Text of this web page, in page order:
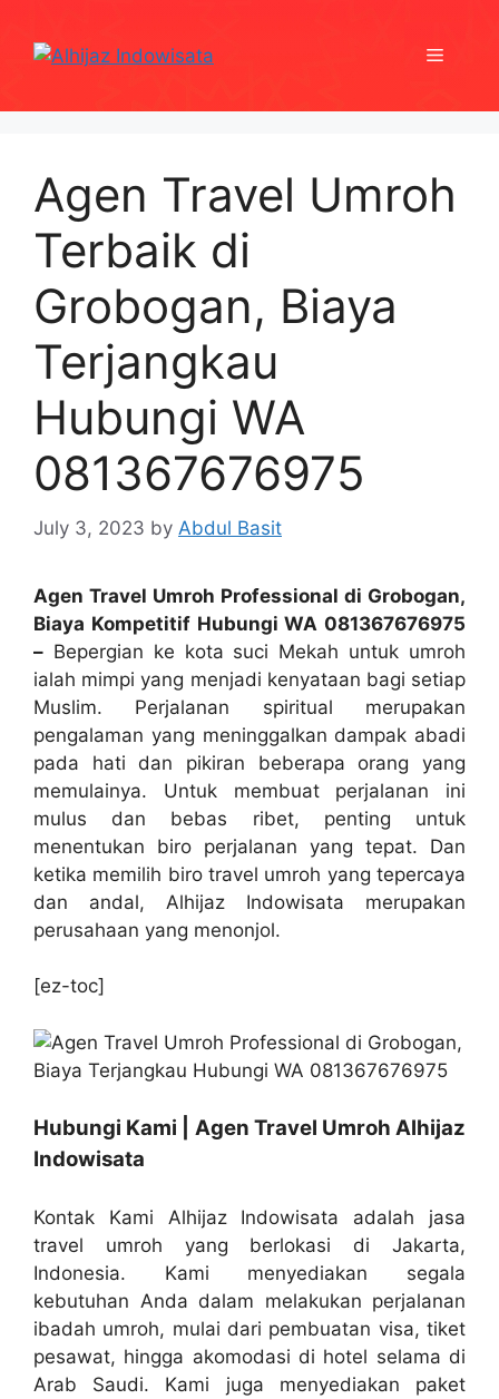
content
Menu
Agen Travel Umroh
Terbaik di
Grobogan, Biaya
Terjangkau
Hubungi WA
081367676975
July 3, 2023 by Abdul Basit
Agen Travel Umroh Professional di Grobogan,
Biaya Kompetitif Hubungi WA 081367676975
– Bepergian ke kota suci Mekah untuk umroh
ialah mimpi yang menjadi kenyataan bagi setiap
Muslim. Perjalanan spiritual merupakan
pengalaman yang meninggalkan dampak abadi
pada hati dan pikiran beberapa orang yang
memulainya. Untuk membuat perjalanan ini
mulus dan bebas ribet, penting untuk
menentukan biro perjalanan yang tepat. Dan
ketika memilih biro travel umroh yang tepercaya
dan andal, Alhijaz Indowisata merupakan
perusahaan yang menonjol.
[ez-toc]
Hubungi Kami | Agen Travel Umroh Alhijaz
Indowisata
Kontak Kami Alhijaz Indowisata adalah jasa
travel umroh yang berlokasi di Jakarta,
Indonesia. Kami menyediakan segala
kebutuhan Anda dalam melakukan perjalanan
ibadah umroh, mulai dari pembuatan visa, tiket
pesawat, hingga akomodasi di hotel selama di
Arab Saudi. Kami juga menyediakan paket